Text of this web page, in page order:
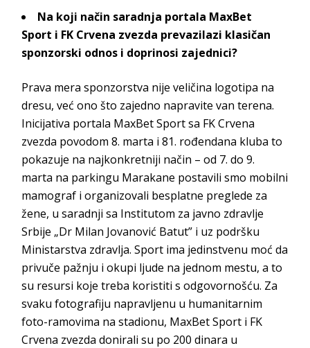
Na koji način saradnja portala MaxBet
Sport i FK Crvena zvezda prevazilazi klasičan
sponzorski odnos i doprinosi zajednici?
Prava mera sponzorstva nije veličina logotipa na
dresu, već ono što zajedno napravite van terena.
Inicijativa portala MaxBet Sportsa FK Crvena
zvezda povodom 8. marta i 81. rođendana kluba to
pokazuje na najkonkretniji način – od 7. do 9.
marta na parkingu Marakane postavili smo mobilni
mamograf i organizovali besplatne preglede za
žene, u saradnji sa Institutom za javno zdravlje
Srbije „Dr Milan Jovanović Batut” i uz podršku
Ministarstva zdravlja. Sport ima jedinstvenu moć da
privuče pažnju i okupi ljude na jednom mestu, a to
su resursi koje treba koristiti s odgovornošću. Za
svaku fotografiju napravljenu u humanitarnim
foto-ramovima na stadionu, MaxBet Sport i FK
Crvena zvezda donirali su po 200 dinara u